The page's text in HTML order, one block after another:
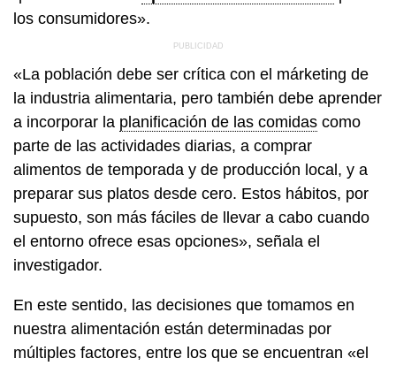
los consumidores».
«La población debe ser crítica con el márketing de
la industria alimentaria, pero también debe aprender
a incorporar la planificación de las comidas como
parte de las actividades diarias, a comprar
alimentos de temporada y de producción local, y a
preparar sus platos desde cero. Estos hábitos, por
supuesto, son más fáciles de llevar a cabo cuando
el entorno ofrece esas opciones», señala el
investigador.
En este sentido, las decisiones que tomamos en
nuestra alimentación están determinadas por
múltiples factores, entre los que se encuentran «el